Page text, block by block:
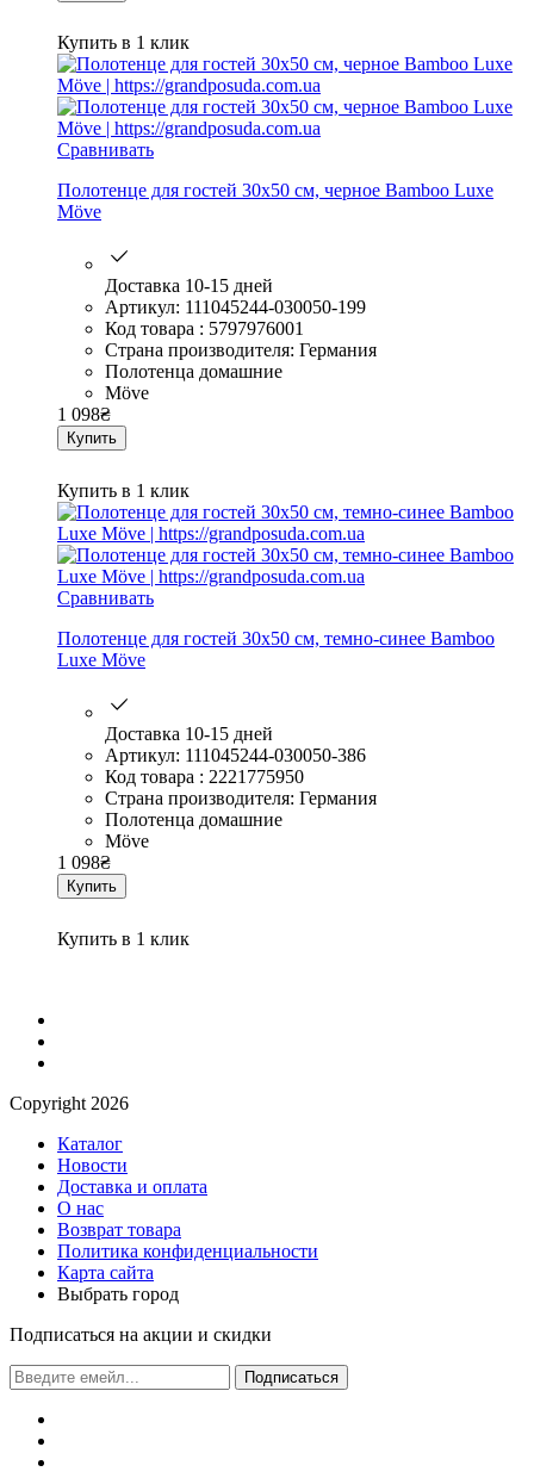
Купить в 1 клик
Сравнивать
Полотенце для гостей 30х50 см, черное Bamboo Luxe
Möve
Доставка 10-15 дней
Артикул: 111045244-030050-199
Код товара : 5797976001
Страна производителя: Германия
Полотенца домашние
Möve
1 098₴
Купить
Купить в 1 клик
Сравнивать
Полотенце для гостей 30х50 см, темно-синее Bamboo
Luxe Möve
Доставка 10-15 дней
Артикул: 111045244-030050-386
Код товара : 2221775950
Страна производителя: Германия
Полотенца домашние
Möve
1 098₴
Купить
Купить в 1 клик
Сopyright 2026
Каталог
Новости
Доставка и оплата
О нас
Возврат товара
Политика конфиденциальности
Карта сайта
Выбрать город
Подписаться на акции и скидки
Подписаться